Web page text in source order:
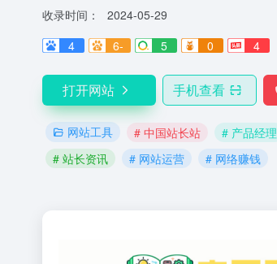
收录时间：
2024-05-29
4
6- 5 0 4
打开网站 手机查看
网站工具 # 中国站长站 # 产品经理
# 站长资讯
# 网站运营 # 网络赚钱